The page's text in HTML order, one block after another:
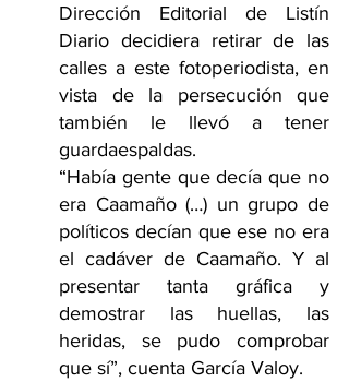
Dirección Editorial de Listín
Diario decidiera retirar de las
calles a este fotoperiodista, en
vista de la persecución que
también le llevó a tener
guardaespaldas.
“Había gente que decía que no
era Caamaño (…) un grupo de
políticos decían que ese no era
el cadáver de Caamaño. Y al
presentar tanta gráfica y
demostrar las huellas, las
heridas, se pudo comprobar
que sí”, cuenta García Valoy.